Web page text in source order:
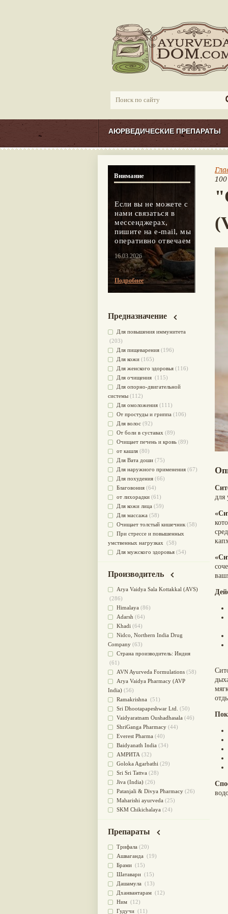
АЮРВЕДИЧЕСКИЕ ПРЕПАРАТЫ
для
Внимание
Если вы не можете с
нами связаться в
мессенджерах,
пишите на e-mail, мы
оперативно отвечаем
16.03.2026
Подробнее
Предназначение
Для повышения иммунитета
(203)
Для пищеварения (196)
Для кожи (165)
Для женского здоровья (116)
Для очищения (115)
Для опорно-двигательной
системы (112)
Для омоложения (111)
От простуды и гриппа (106)
Для волос (92)
От боли в суставах (89)
Очищает печень и кровь (89)
от кашля (80)
Для Вата доши (75)
Для наружного применения (67)
Для похудения (66)
Благовония (64)
от лихорадки (61)
Для кожи лица (59)
Для массажа (58)
Очищает толстый кишечник (58)
При стрессе и повышенных
умственных нагрузках (58)
Для мужского здоровья (54)
применения
(51)
Для приготовления пищи(49)
от инфекций мочеполовой
системы(49)
Для стабилизации деятельности
ЦНС(47)
для суставов(47)
Лечит опухоли и отеки
Для медитации(44)
выводит токсины
Для здоровья печени(41)
Для тела(39)
для очищения крови
При диабете (38)
Антиоксидант(37)
Для Капха(Кафа) доши(37)
От паразитов(37)
При расстройстве желудка
Успокоительное(36)
Для глаз(34)
от геморроя(34)
Противовоспалительное
Для Питта доши
Для сердца(32)
Для сосудов головного мозга
(32)
Для лица(31)
Употребление в пищу
Ароматерапия(29)
Жаропонижающее
для памяти (28)
для почек(28)
Обезболивающие (28)
Слабительное
Афродизиак(27)
Производитель
Arya Vaidya Sala Kottakkal (AVS)
(286)
Himalaya (86)
Adarsh (64)
Khadi (64)
Nidсo, Northern India Drug
Company (63)
Страна производитель: Индия
(61)
AVN Ayurveda Formulations (58)
Arya Vaidya Pharmacy (AVP
India) (56)
Ramakrishna (51)
Sri Dhootapapeshwar Ltd. (50)
Vaidyaratnam Oushadhasala (46)
ShriGanga Pharmacy (44)
Everest Pharma (40)
Baidyanath India (34)
АМРИТА (32)
Goloka Agarbathi (29)
Sri Sri Tattva (28)
Jiva (India) (26)
Patanjali & Divya Pharmacy (26)
Maharishi ayurveda (25)
SKM Chikichalaya (24)
CONCENTRATES LTD (India)
CHARAK PHARMA
Satya Sai(20)
Vyas(20)
Bipha(19)
Kerala Ayurveda
Organic India pvt ltd
Lalita (16)
Ashtang Herbals
Препараты
Трифала (20)
Ашваганда (19)
Брами (15)
Шатавари (15)
Дашамула (13)
Дханвантарам (12)
Ним (12)
Гудучи (11)